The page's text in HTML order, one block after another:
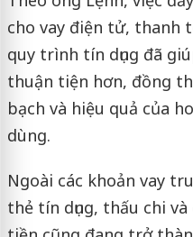
cho vay điện tử, thanh
quy trình tín dụng đã
thuận tiện hơn, đồng
bạch và hiệu quả của
dùng.
Ngoài các khoản vay
thẻ tín dụng, thấu chi